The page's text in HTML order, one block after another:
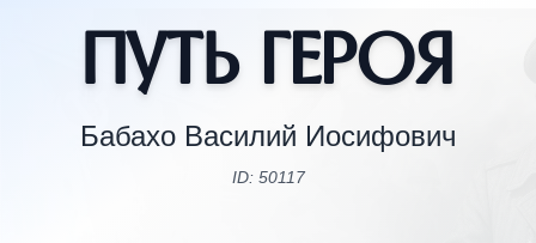
Путь Героя
Бабахо Василий Иосифович
ID: 50117